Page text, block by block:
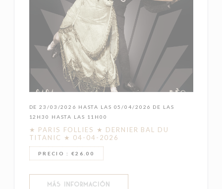
DE 23/03/2026 HASTA LAS 05/04/2026 DE LAS
12H30 HASTA LAS 11H00
★ PARIS FOLLIES ★ DERNIER BAL DU
TITANIC ★ 04-04-2026
PRECIO : €26.00
MÁS INFORMACIÓN